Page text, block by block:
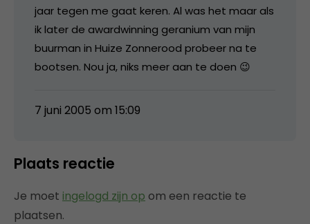
jaar tegen me gaat keren. Al was het maar als
ik later de awardwinning geranium van mijn
buurman in Huize Zonnerood probeer na te
bootsen. Nou ja, niks meer aan te doen 😉
7 juni 2005 om 15:09
Plaats reactie
Je moet ingelogd zijn op om een reactie te
plaatsen.